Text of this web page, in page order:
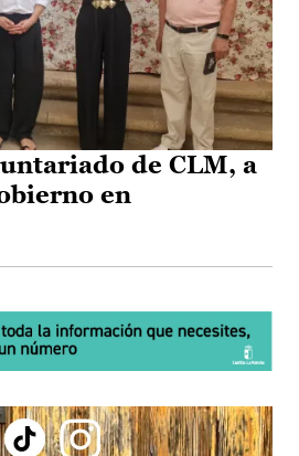
de CLM, a
en